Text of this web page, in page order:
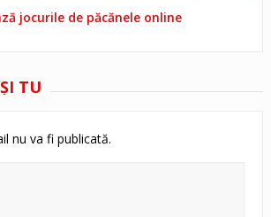
jocurile de păcănele online
TU
nu va fi publicată.